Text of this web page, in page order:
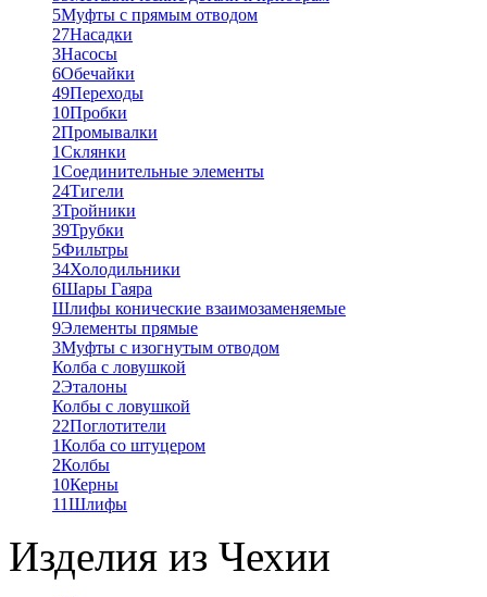
5Муфты с прямым отводом
27Насадки
3Насосы
6Обечайки
49Переходы
10Пробки
2Промывалки
1Склянки
1Соединительные элементы
24Тигели
3Тройники
39Трубки
5Фильтры
34Холодильники
6Шары Гаяра
Шлифы конические взаимозаменяемые
9Элементы прямые
3Муфты с изогнутым отводом
Колба с ловушкой
2Эталоны
Колбы с ловушкой
22Поглотители
1Колба со штуцером
2Колбы
10Керны
11Шлифы
Изделия из Чехии